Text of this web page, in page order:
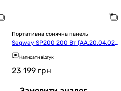
Портативна сонячна панель
Segway SP200 200 Вт (AA.20.04.02.
0003)
Написати відгук
23 199 грн